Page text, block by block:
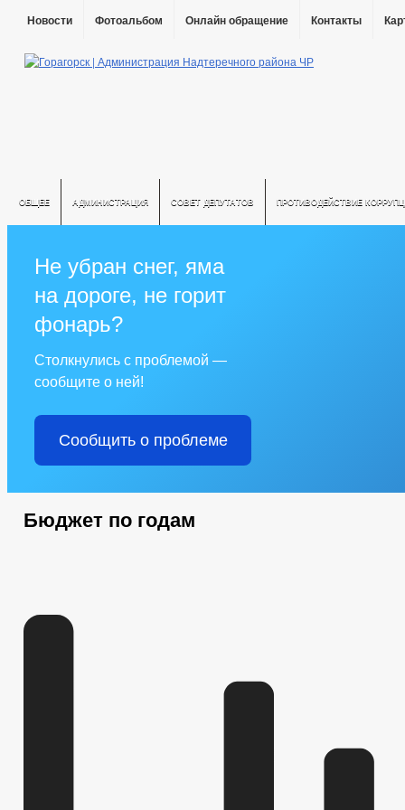
Новости Фотоальбом Онлайн обращение Контакты
ОБЩЕЕ АДМИНИСТРАЦИЯ СОВЕТ ДЕПУТАТОВ ПРОТИВОДЕЙСТВИЕ
Не убран снег, яма
на дороге, не горит
фонарь?
Столкнулись с проблемой —
сообщите о ней!
Сообщить о проблеме
Бюджет по годам